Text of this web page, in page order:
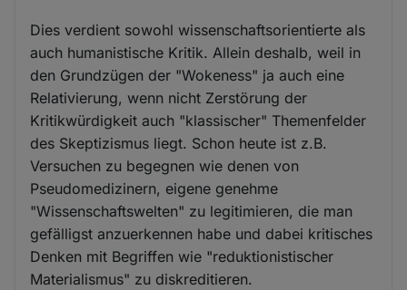
Dies verdient sowohl wissenschaftsorientierte als
auch humanistische Kritik. Allein deshalb, weil in
den Grundzügen der "Wokeness" ja auch eine
Relativierung, wenn nicht Zerstörung der
Kritikwürdigkeit auch "klassischer" Themenfelder
des Skeptizismus liegt. Schon heute ist z.B.
Versuchen zu begegnen wie denen von
Pseudomedizinern, eigene genehme
"Wissenschaftswelten" zu legitimieren, die man
gefälligst anzuerkennen habe und dabei kritisches
Denken mit Begriffen wie "reduktionistischer
Materialismus" zu diskreditieren.